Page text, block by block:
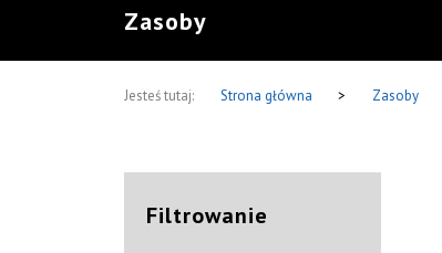
Zasoby
Jesteś tutaj: Strona główna > Zasoby
Filtrowanie